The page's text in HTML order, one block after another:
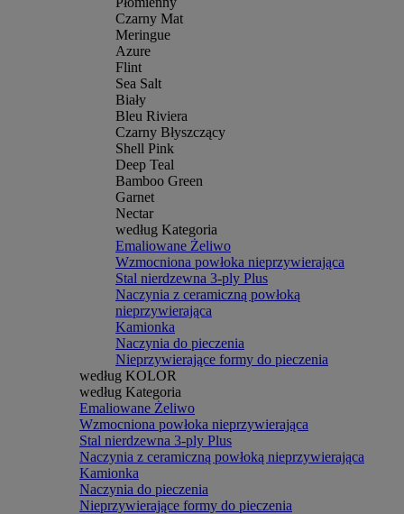
Czarny Mat
Meringue
Azure
Flint
Sea Salt
Biały
Bleu Riviera
Czarny Błyszczący
Shell Pink
Deep Teal
Bamboo Green
Garnet
Nectar
według Kategoria
Emaliowane Żeliwo
Wzmocniona powłoka nieprzywierająca
Stal nierdzewna 3-ply Plus
Naczynia z ceramiczną powłoką
nieprzywierająca
Kamionka
Naczynia do pieczenia
Nieprzywierające formy do pieczenia
według KOLOR
według Kategoria
Emaliowane Żeliwo
Wzmocniona powłoka nieprzywierająca
Stal nierdzewna 3-ply Plus
Naczynia z ceramiczną powłoką nieprzywierająca
Kamionka
Naczynia do pieczenia
Nieprzywierające formy do pieczenia